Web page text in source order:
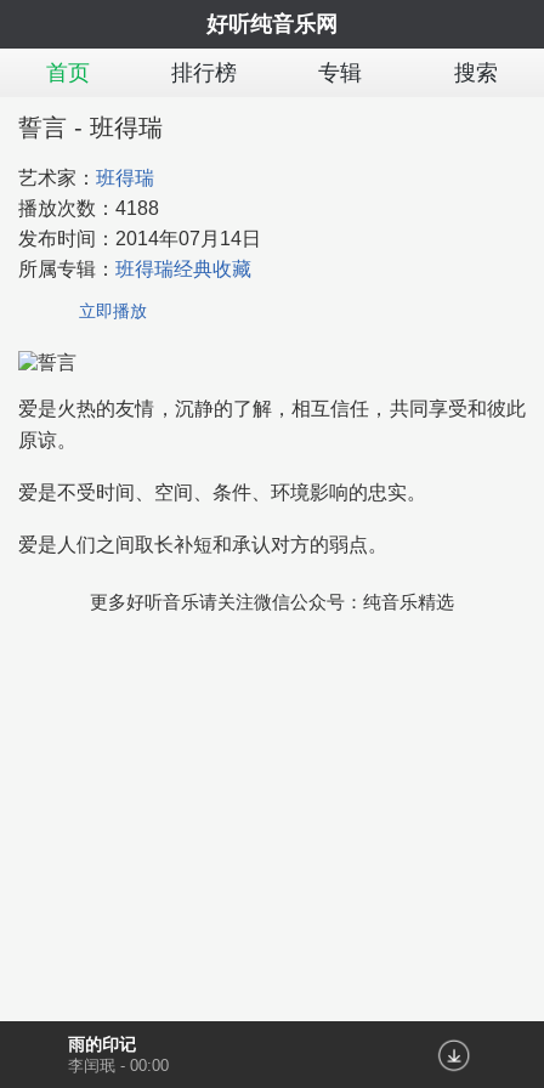
好听纯音乐网
首页
排行榜 专辑 搜索
誓言 - 班得瑞
艺术家： 班得瑞
播放次数： 4188
发布时间： 2014年07月14日
所属专辑： 班得瑞经典收藏
立即播放
爱是火热的友情，沉静的了解，相互信任，共同享受和彼此
原谅。
爱是不受时间、空间、条件、环境影响的忠实。
爱是人们之间取长补短和承认对方的弱点。
更多好听音乐请关注微信公众号：纯音乐精选
雨的印记
李闰珉 - 00:00